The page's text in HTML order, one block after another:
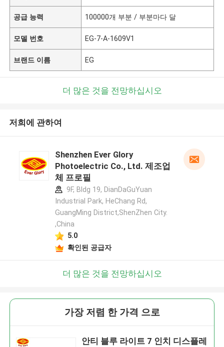
공급 능력 100000개 부분 / 부분마다 달
모델 번호 EG-7-A-1609V1
브랜드 이름 EG
더 많은 것을 전망하십시오
저희에 관하여
Shenzhen Ever Glory
Photoelectric Co., Ltd. 제조업
체 프로필
9F, Bldg 19, DianDaGuYuan
Industrial Park, HeChang Rd,
GuangMing District,ShenZhen City.
,China
5.0
확인된 공급자
더 많은 것을 전망하십시오
가장 저렴 한 가격 으로
안티 블루 라이트 7 인치 디스플레